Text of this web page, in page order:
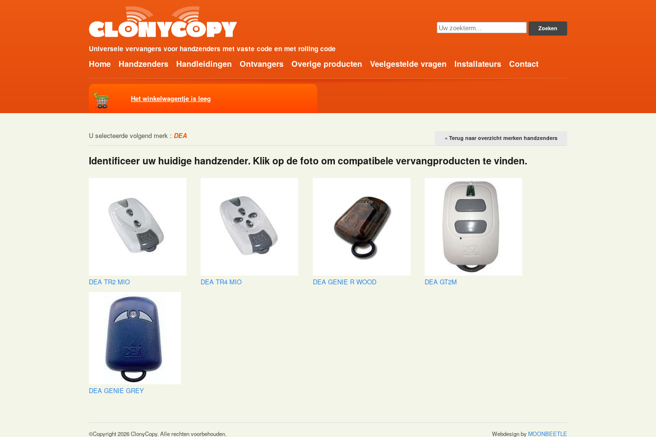
Universele vervangers voor handzenders met vaste code en met rolling code
Home Handzenders Handleidingen Ontvangers Overige producten Veelgestelde vragen Installateurs Contact
Het winkelwagentje is leeg
U selecteerde volgend merk : DEA « Terug naar overzicht merken handzenders
Identificeer uw huidige handzender. Klik op de foto om compatibele vervangproducten te vinden.
DEA TR2 MIO DEA TR4 MIO DEA GENIE R WOOD DEA GT2M
DEA GENIE GREY
©Copyright 2026 ClonyCopy. Alle rechten voorbehouden. Webdesign byMOONBEETLE